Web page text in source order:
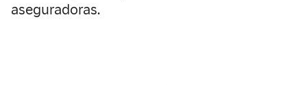
aseguradoras.